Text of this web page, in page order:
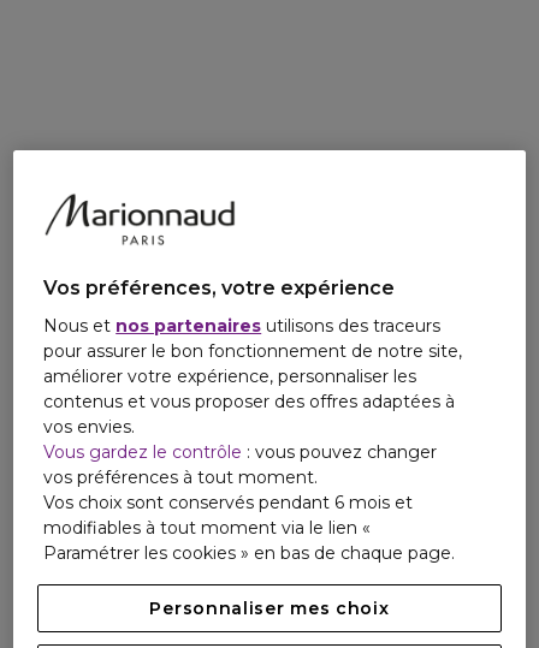
Vos préférences, votre expérience
Nous et nos partenaires utilisons des traceurs
pour assurer le bon fonctionnement de notre site,
améliorer votre expérience, personnaliser les
contenus et vous proposer des offres adaptées à
vos envies.
Vous gardez le contrôle : vous pouvez changer
vos préférences à tout moment.
Vos choix sont conservés pendant 6 mois et
modifiables à tout moment via le lien «
Paramétrer les cookies » en bas de chaque page.
Personnaliser mes choix